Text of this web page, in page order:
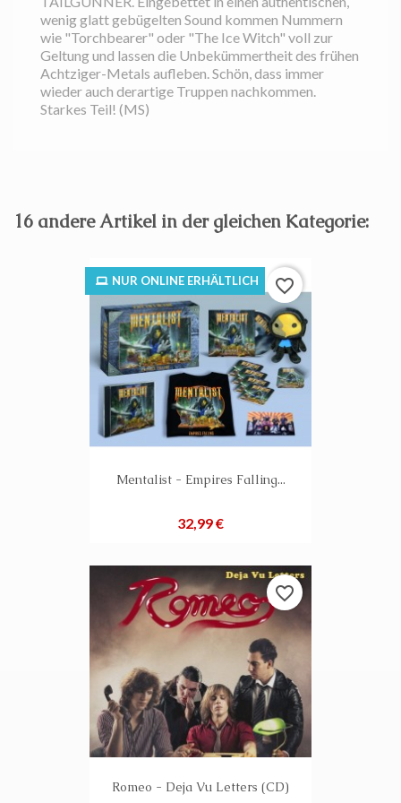
wenig glatt gebügelten Sound kommen Nummern
wie "Torchbearer" oder "The Ice Witch" voll zur
Geltung und lassen die Unbekümmertheit des frühen
Achtziger-Metals aufleben. Schön, dass immer
wieder auch derartige Truppen nachkommen.
Starkes Teil! (MS)
16 andere Artikel in der gleichen Kategorie:
Mentalist - Empires Falling...
Preis
32,99 €
NUR ONLINE ERHÄLTLICH favorite_border
Romeo - Deja Vu Letters (CD)
favorite_border